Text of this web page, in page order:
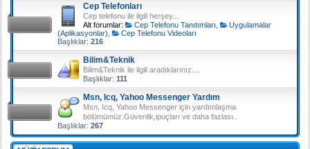
Cep Telefonları
Cep telefonu ile ilgili herşey...
Alt forumlar:
Cep Telefonu Tanıtımları
Uygulamalar
(Aplikasyonlar)
Cep Telefonu Videoları
Başlıklar: 216
Bilim&Teknik
Bilim&Teknik ile ilgili aradıklarınız....
Başlıklar: 111
Msn, Icq, Yahoo Messenger Yardım
Msn, Icq, Yahoo Messenger için yardımlaşma
bölümümüz.Güvenlik,ipuçları ve daha fazlası..
Başlıklar: 267